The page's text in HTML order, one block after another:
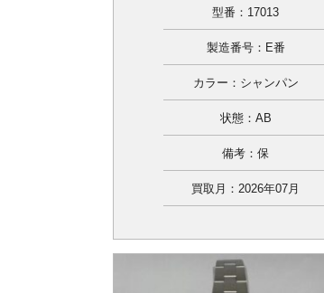
型番：17013
製造番号：E番
カラー：シャンパン
状態：AB
備考：保
買取月：2026年07月